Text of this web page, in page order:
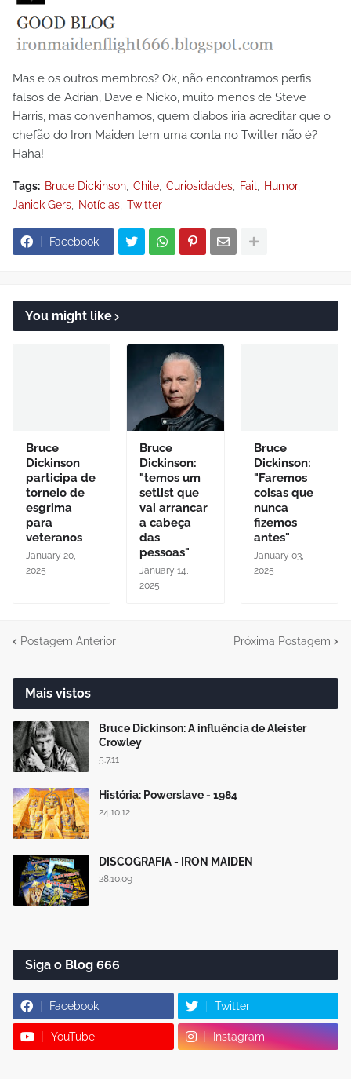
Mas e os outros membros? Ok, não encontramos perfis
falsos de Adrian, Dave e Nicko, muito menos de Steve
Harris, mas convenhamos, quem diabos iria acreditar que o
chefão do Iron Maiden tem uma conta no Twitter não é?
Haha!
Tags: Bruce Dickinson Chile Curiosidades Fail
Humor
Janick Gers
Notícias Twitter
Facebook
You might like
Bruce
Dickinson
participa de
torneio de
esgrima
para
veteranos
January 20,
2025
Bruce
Dickinson:
"temos um
setlist que
vai arrancar
a cabeça
das
pessoas"
January 14,
2025
Bruce
Dickinson:
"Faremos
coisas que
nunca
fizemos
antes"
January 03,
2025
Postagem Anterior Próxima Postagem
Mais vistos
Bruce Dickinson: A influência de Aleister
Crowley
5.7.11
História: Powerslave - 1984
24.10.12
DISCOGRAFIA - IRON MAIDEN
28.10.09
Siga o Blog 666
Facebook Twitter
YouTube Instagram